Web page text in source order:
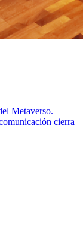
Metaverso.
cierra